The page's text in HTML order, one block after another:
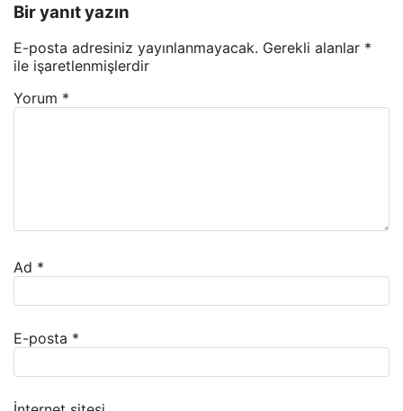
Bir yanıt yazın
E-posta adresiniz yayınlanmayacak. Gerekli alanlar *
ile işaretlenmişlerdir
Yorum *
Ad *
E-posta *